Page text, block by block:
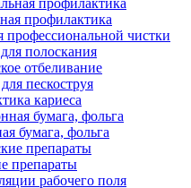
профилактика
профессиональной чистки
полоскания
отбеливание
пескоструя
кариеса
бумага, фольга
препараты